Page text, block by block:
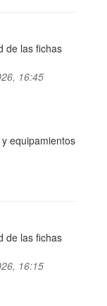
de las fichas
16:45
equipamientos
de las fichas
16:15